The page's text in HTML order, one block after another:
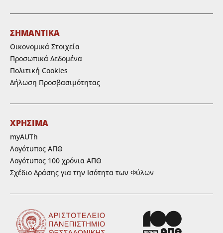
ΣΗΜΑΝΤΙΚΑ
Οικονομικά Στοιχεία
Προσωπικά Δεδομένα
Πολιτική Cookies
Δήλωση Προσβασιμότητας
ΧΡΗΣΙΜΑ
myAUTh
Λογότυπος ΑΠΘ
Λογότυπος 100 χρόνια ΑΠΘ
Σχέδιο Δράσης για την Ισότητα των Φύλων